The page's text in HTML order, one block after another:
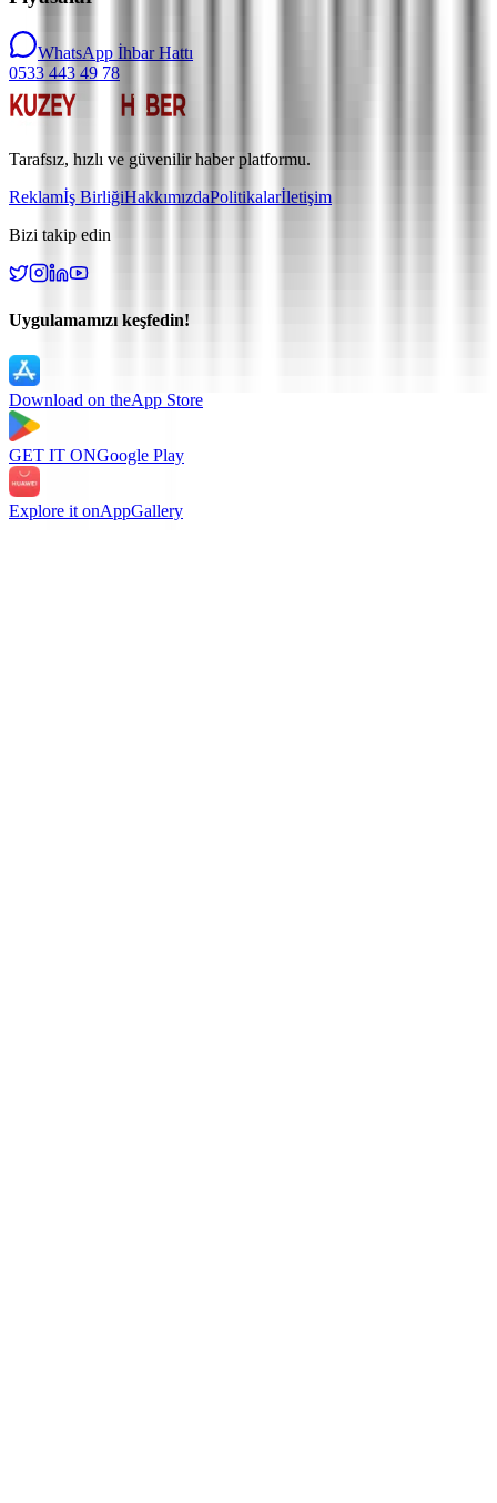
WhatsApp İhbar Hattı
0533 443 49 78
Tarafsız, hızlı ve güvenilir haber platformu.
Reklamİş BirliğiHakkımızdaPolitikalarİletişim
Bizi takip edin
Uygulamamızı keşfedin!
Download on theApp Store
GET IT ONGoogle Play
Explore it onAppGallery